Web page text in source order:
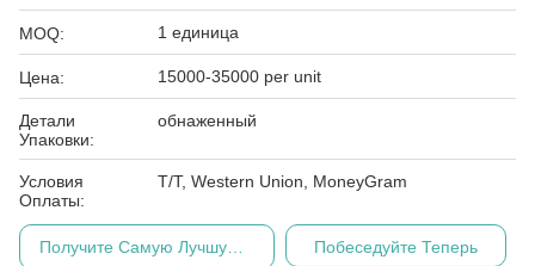
MOQ: 1 единица
Цена: 15000-35000 per unit
Детали
Упаковки:
обнаженный
Условия
Оплаты:
T/T, Western Union, MoneyGram
Побеседуйте Теперь